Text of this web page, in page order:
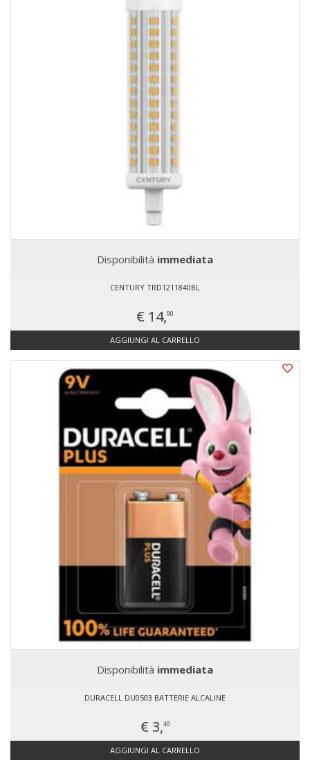
Disponibilità immediata
CENTURY TRD1211840BL
€ 14,90
AGGIUNGI AL CARRELLO
Disponibilità immediata
DURACELL DU0503 BATTERIE ALCALINE
€ 3,40
AGGIUNGI AL CARRELLO